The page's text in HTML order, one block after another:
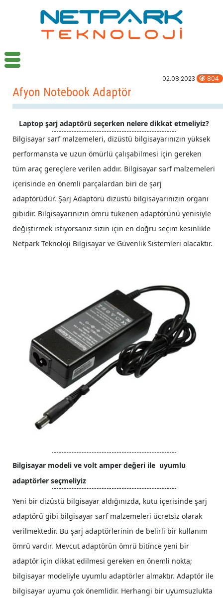
02.08.2023 804
Afyon Notebook Adaptör
Laptop şarj adaptörü seçerken nelere dikkat etmeliyiz?
Bilgisayar sarf malzemeleri, dizüstü bilgisayarınızın yüksek
performansta ve uzun ömürlü çalışabilmesi için gereken
tüm araç gereçlere verilen addır. Bilgisayar sarf malzemeleri
içerisinde en önemli parçalardan biri de şarj
adaptörüdür. Şarj Adaptörü dizüstü bilgisayarınızın organı
gibidir. Bilgisayarınızın ömrü tükenen adaptörünü yenisiyle
değiştirmek istiyorsanız sizin için en doğru seçim kesinlikle
Netpark Teknoloji Bilgisayar ve Güvenlik Sistemleri olacaktır.
Bilgisayar modeli ve volt amper değeri ile uyumlu
adaptörler seçmeliyiz
Yeni bir dizüstü bilgisayar aldığınızda, kutu içerisinde şarj
adaptörü gibi bilgisayar sarf malzemeleri ücretsiz olarak
verilmektedir. Bu şarj adaptörlerinin de belirli bir kullanım
ömrü vardır. Mevcut adaptörün ömrü bitince yeni bir
adaptör için dikkat edilmesi gereken en önemli nokta;
bilgisayar modeliyle uyumlu adaptörler almaktır. Adaptör ile
bilgisayar uyumu çok önemlidir. Herhangi bir uyumsuzlukta